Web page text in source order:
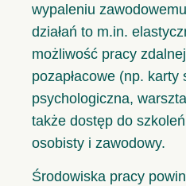
wypaleniu
działań to m.in.
możliwość pracy
pozapłacowe (np.
psychologiczna,
także dostęp do
osobisty i zawodowy.
Środowiska pracy